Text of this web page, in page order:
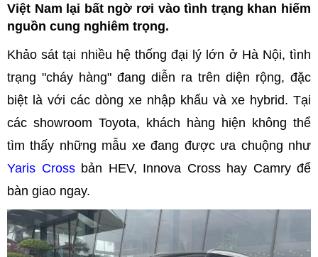
Việt Nam lại bất ngờ rơi vào tình trạng khan hiếm
nguồn cung nghiêm trọng.
Khảo sát tại nhiều hệ thống đại lý lớn ở Hà Nội, tình
trạng "cháy hàng" đang diễn ra trên diện rộng, đặc
biệt là với các dòng xe nhập khẩu và xe hybrid. Tại
các showroom Toyota, khách hàng hiện không thể
tìm thấy những mẫu xe đang được ưa chuộng như
Yaris Crossbản HEV, Innova Cross hay Camry để
bàn giao ngay.